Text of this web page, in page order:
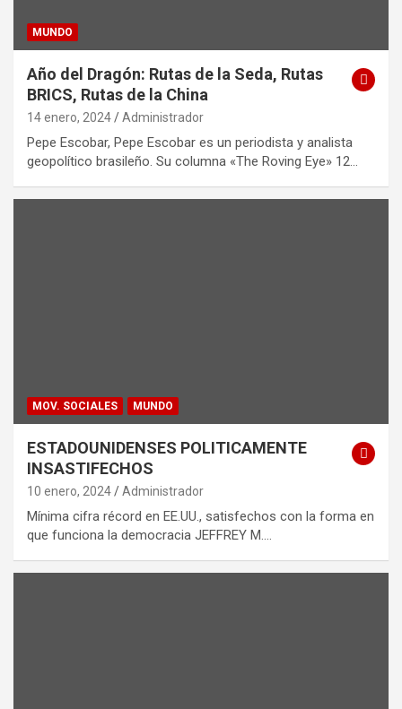
MUNDO
Año del Dragón: Rutas de la Seda, Rutas
BRICS, Rutas de la China
14 enero, 2024 Administrador
Pepe Escobar, Pepe Escobar es un periodista y analista
geopolítico brasileño. Su columna «The Roving Eye» 12…
MOV. SOCIALES MUNDO
ESTADOUNIDENSES POLITICAMENTE
INSASTIFECHOS
10 enero, 2024 Administrador
Mínima cifra récord en EE.UU., satisfechos con la forma en
que funciona la democracia JEFFREY M.…